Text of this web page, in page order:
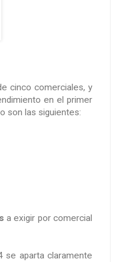
cinco comerciales, y
en el primer
son las siguientes:
a exigir por comercial
se aparta claramente